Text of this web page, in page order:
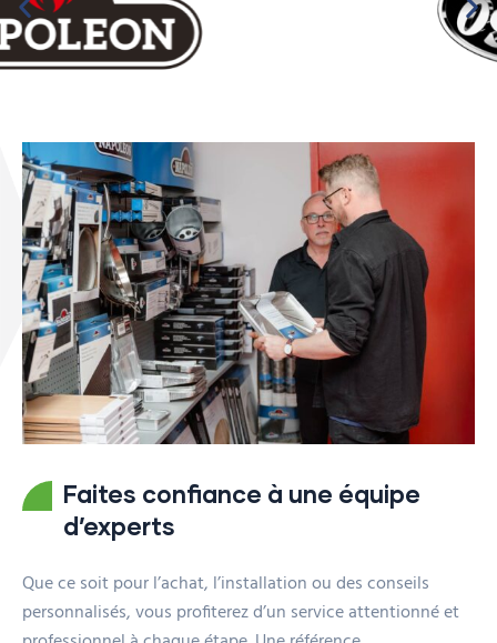
Faites confiance à une équipe
d’experts
Que ce soit pour l’achat, l’installation ou des conseils
personnalisés, vous profiterez d’un service attentionné et